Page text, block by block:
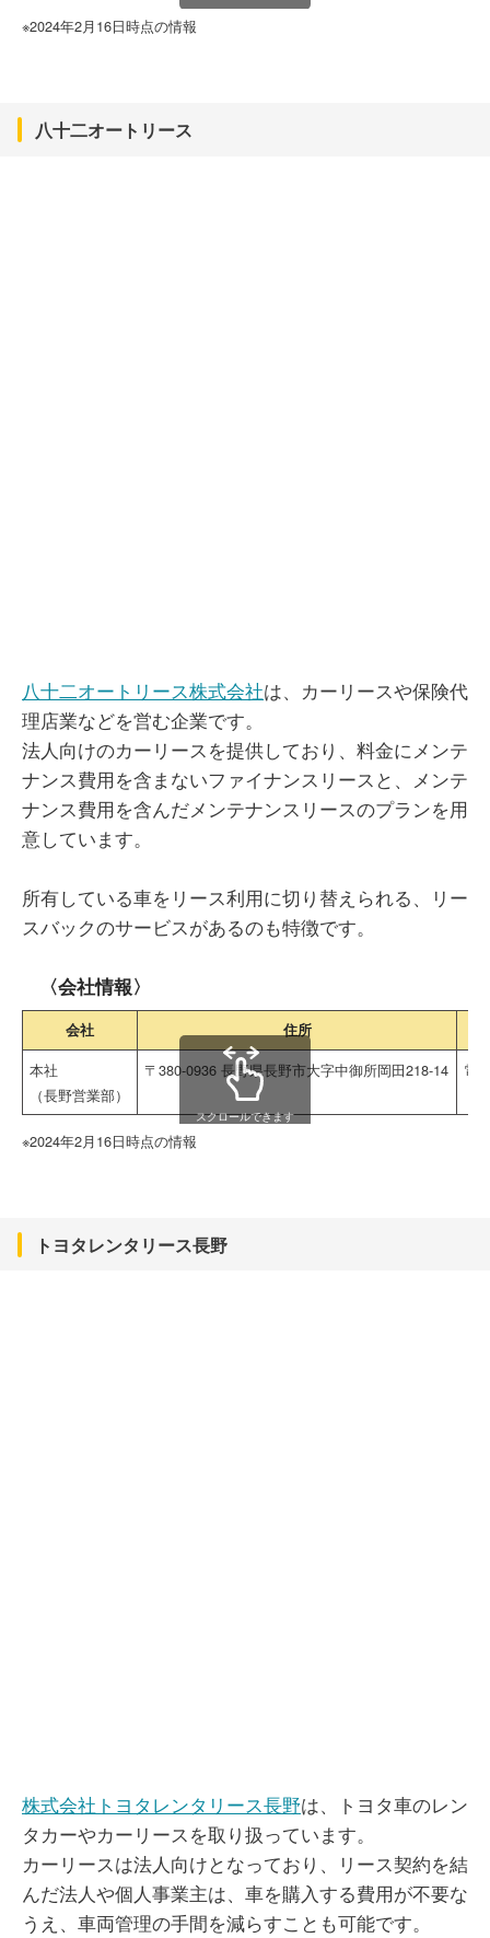
※2024年2月16日時点の情報
八十二オートリース
八十二オートリース株式会社は、カーリースや保険代
理店業などを営む企業です。
法人向けのカーリースを提供しており、料金にメンテ
ナンス費用を含まないファイナンスリースと、メンテ
ナンス費用を含んだメンテナンスリースのプランを用
意しています。
所有している車をリース利用に切り替えられる、リー
スバックのサービスがあるのも特徴です。
〈会社情報〉
会社 住所
本社
（長野営業部）
〒380-0936 長野県長野市大字中御所岡田218-14 電
スクロールできます
※2024年2月16日時点の情報
トヨタレンタリース長野
株式会社トヨタレンタリース長野は、トヨタ車のレン
タカーやカーリースを取り扱っています。
カーリースは法人向けとなっており、リース契約を結
んだ法人や個人事業主は、車を購入する費用が不要な
うえ、車両管理の手間を減らすことも可能です。